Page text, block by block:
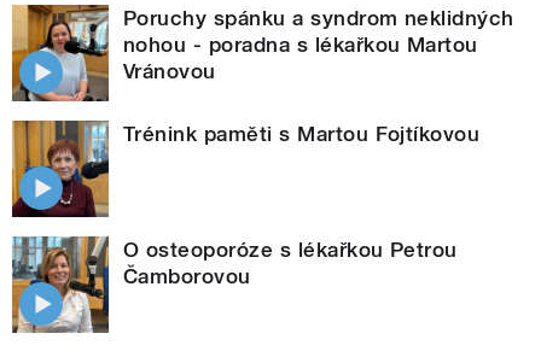
Poruchy spánku a syndrom neklidných
nohou - poradna s lékařkou Martou
Vránovou
Trénink paměti s Martou Fojtíkovou
O osteoporóze s lékařkou Petrou
Čamborovou